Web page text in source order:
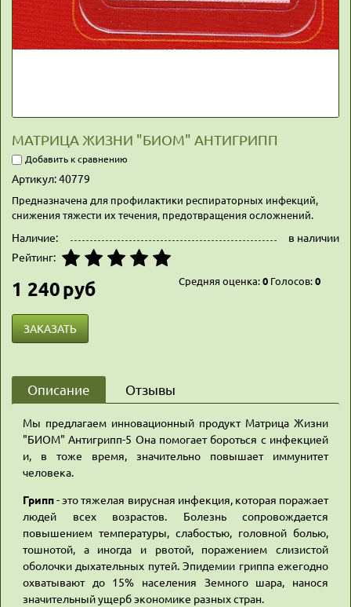
МАТРИЦА ЖИЗНИ "БИОМ" АНТИГРИПП
Добавить к сравнению
Артикул:40779
Предназначена для профилактики респираторных инфекций,
снижения тяжести их течения, предотвращения осложнений.
Наличие:
в наличии
Рейтинг:
Средняя оценка:0 Голосов:0
1 240руб
ЗАКАЗАТЬ
Описание Отзывы
Мы предлагаем инновационный продукт Матрица Жизни
"БИОМ" Антигрипп-5 Она помогает бороться с инфекцией
и, в тоже время, значительно повышает иммунитет
человека.
Грипп- это тяжелая вирусная инфекция, которая поражает
людей всех возрастов. Болезнь сопровождается
повышением температуры, слабостью, головной болью,
тошнотой, а иногда и рвотой, поражением слизистой
оболочки дыхательных путей. Эпидемии гриппа ежегодно
охватывают до 15% населения Земного шара, нанося
значительный ущерб экономике разных стран.